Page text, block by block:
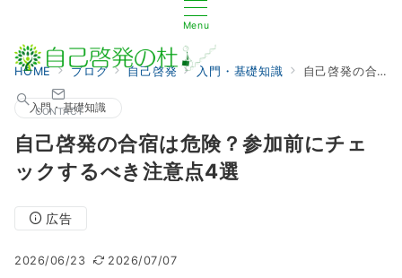
Menu
CONTACT
HOME ブログ 自己啓発 入門・基礎知識 自己啓発の合宿は危険？参加前にチェックするべき注意点4選
入門・基礎知識
自己啓発の合宿は危険？参加前にチェ
ックするべき注意点4選
広告
2026/06/23 2026/07/07